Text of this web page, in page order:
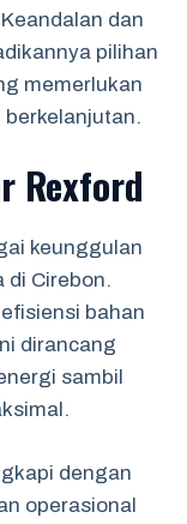
dan
pilihan
memerlukan
berkelanjutan.
Rexford
keunggulan
di Cirebon.
bahan
dirancang
sambil
dengan
operasional